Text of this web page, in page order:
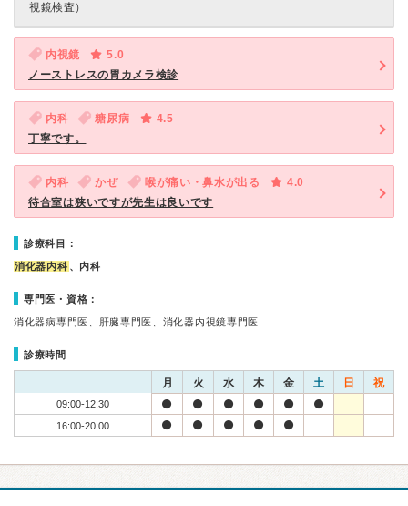
視鏡検査）
内視鏡
5.0
ノーストレスの胃カメラ検診
内科 糖尿病
4.5
丁寧です。
内科 かぜ 喉が痛い・鼻水が出る
4.0
待合室は狭いですが先生は良いです
診療科目：
消化器内科 、内科
専門医・資格：
消化器病専門医、肝臓専門医、消化器内視鏡専門医
診療時間
月 火 水 木 金 土 日 祝
09:00-12:30
16:00-20:00